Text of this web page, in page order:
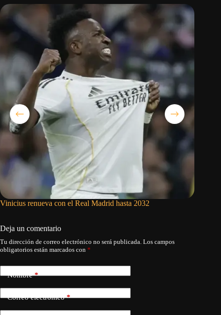
Vinicius renueva con el Real Madrid hasta 2032
Deja un comentario
Tu dirección de correo electrónico no será publicada. Los campos
obligatorios están marcados con *
Nombre*
Correo electrónico*